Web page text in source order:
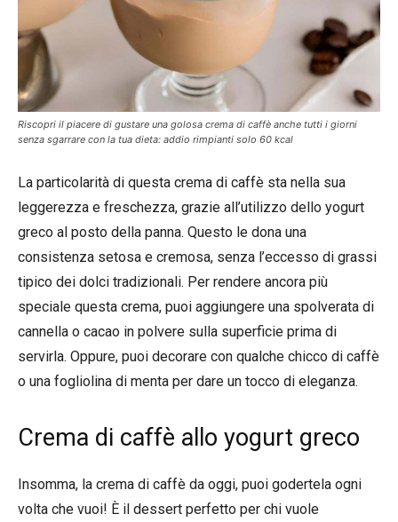
Riscopri il piacere di gustare una golosa crema di caffè anche tutti i giorni
senza sgarrare con la tua dieta: addio rimpianti solo 60 kcal
La particolarità di questa crema di caffè sta nella sua
leggerezza e freschezza, grazie all’utilizzo dello yogurt
greco al posto della panna. Questo le dona una
consistenza setosa e cremosa, senza l’eccesso di grassi
tipico dei dolci tradizionali. Per rendere ancora più
speciale questa crema, puoi aggiungere una spolverata di
cannella o cacao in polvere sulla superficie prima di
servirla. Oppure, puoi decorare con qualche chicco di caffè
o una fogliolina di menta per dare un tocco di eleganza.
Crema di caffè allo yogurt greco
Insomma, la crema di caffè da oggi, puoi godertela ogni
volta che vuoi! È il dessert perfetto per chi vuole